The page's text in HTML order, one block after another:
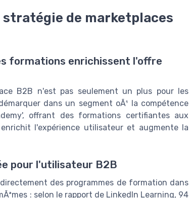
de marketplaces
formations enrichissent l'offre
B2B n'est pas seulement un plus pour les
dans un segment oÃ¹ la compétence
offrant des formations certifiantes aux
l'expérience utilisateur et augmente la
pour l'utilisateur B2B
des programmes de formation dans
: selon le rapport de LinkedIn Learning, 94